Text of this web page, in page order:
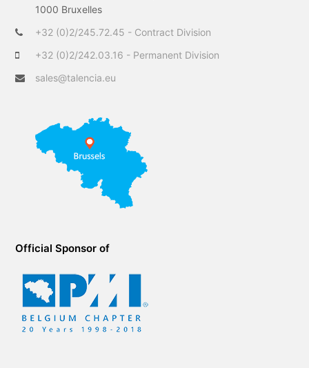
e
o
o
d
I
1000 Bruxelles
+32 (0)2/245.72.45 - Contract Division
+32 (0)2/242.03.16 - Permanent Division
sales@talencia.eu
Official Sponsor of